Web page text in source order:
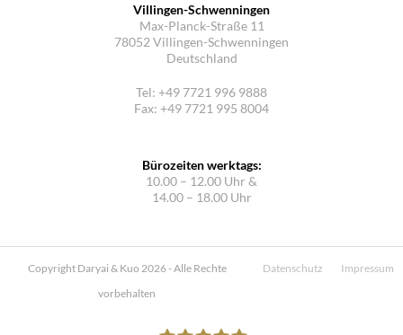
Villingen-Schwenningen
Max-Planck-Straße 11
78052 Villingen-Schwenningen
Deutschland
Tel: +49 7721 996 9888
Fax: +49 7721 995 8004
Bürozeiten werktags:
10.00 – 12.00 Uhr &
14.00 – 18.00 Uhr
Copyright Daryai & Kuo 2026 - Alle Rechte
vorbehalten
Datenschutz Impressum